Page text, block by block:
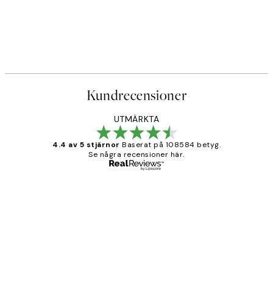
Kundrecensioner
UTMÄRKTA
4.4 av 5 stjärnor Baserat på 108584 betyg.
Se några recensioner här.